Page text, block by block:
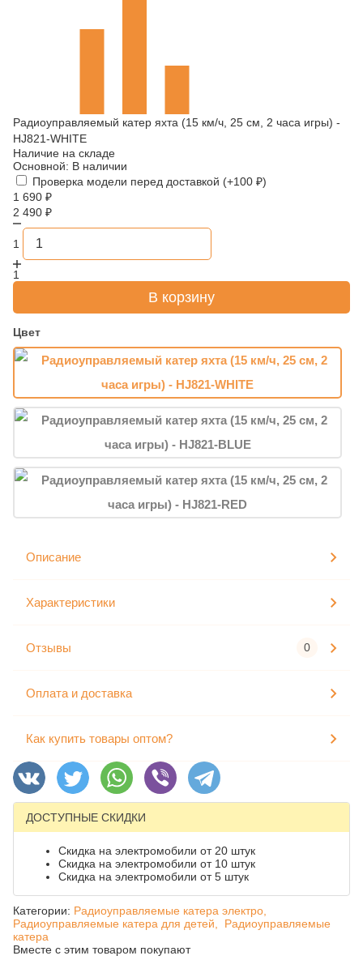
Радиоуправляемый катер яхта (15 км/ч, 25 см, 2 часа игры) -
HJ821-WHITE
Наличие на складе
Основной: В наличии
Проверка модели перед доставкой (+100 ₽)
1 690 ₽
2 490 ₽
1
1
В корзину
Цвет
Описание
Характеристики
Отзывы 0
Оплата и доставка
Как купить товары оптом?
ДОСТУПНЫЕ СКИДКИ
Скидка на электромобили от 20 штук
Скидка на электромобили от 10 штук
Скидка на электромобили от 5 штук
Категории: Радиоуправляемые катера электро,
Радиоуправляемые катера для детей,
Радиоуправляемые
катера
Вместе с этим товаром покупают